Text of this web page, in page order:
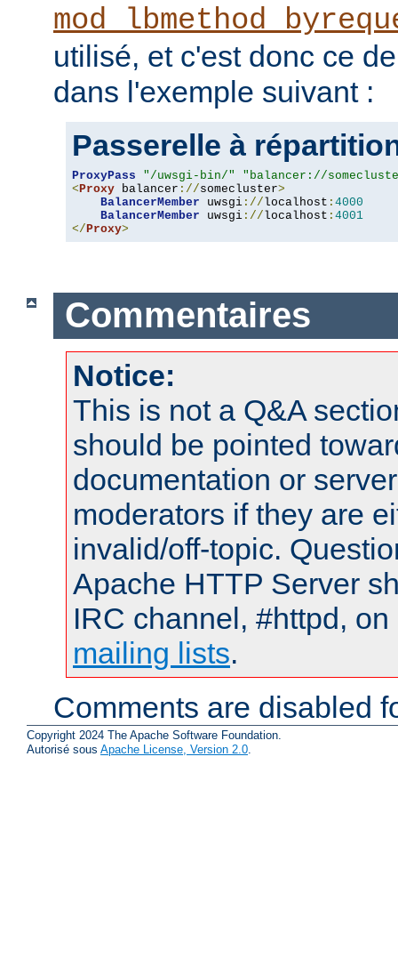
utilisé, et c'est donc ce
dans l'exemple suivant :
Passerelle à
ProxyPass "/uwsgi-bin/"
"balancer://
< Proxy balancer ://somecluster>
BalancerMember uwsgi ://localhost : 4000
BalancerMember uwsgi ://localhost : 4001
</ Proxy>
Commentaires
Notice:
This is not a Q&A
should be pointed
documentation or
moderators if they are
invalid/off-topic.
Apache HTTP Server
IRC channel, #httpd,
mailing lists.
Comments are disabled
Copyright 2024 The Apache Software Foundation.
Autorisé sous Apache License, Version 2.0